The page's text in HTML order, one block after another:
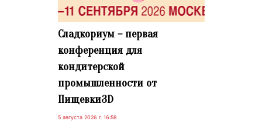
Сладкориум – первая
конференция для
кондитерской
промышленности от
Пищевки3D
5 августа 2026 г. 16:58